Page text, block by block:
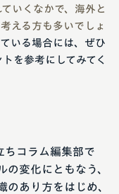
いくなかで、海外と
える方も多いでしょ
いる場合には、ぜひ
を参考にしてみてく
コラム編集部で
の変化にともなう、
のあり方をはじめ、